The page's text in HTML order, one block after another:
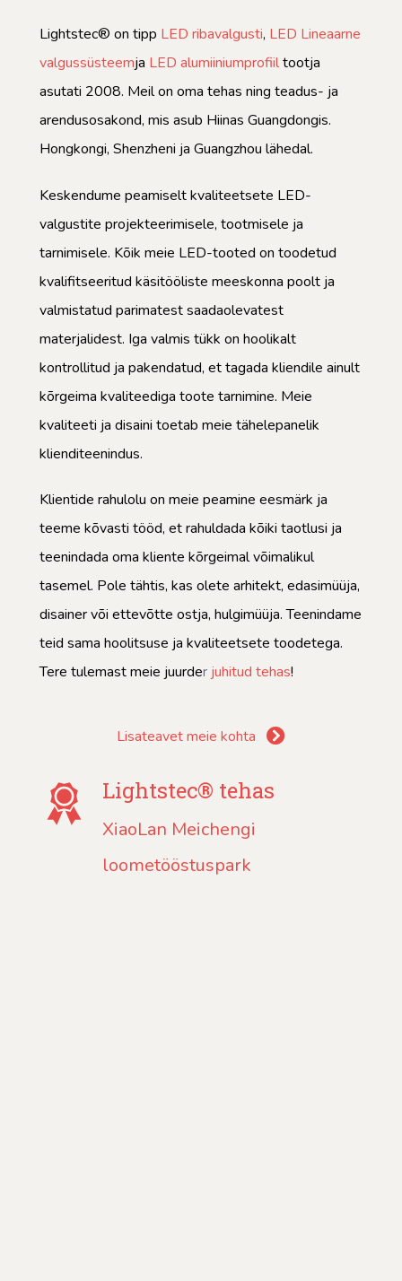
Lightstec® on tipp LED ribavalgusti, LED Lineaarne
valgussüsteemja LED alumiiniumprofiiltootja
asutati 2008. Meil ​​on oma tehas ning teadus- ja
arendusosakond, mis asub Hiinas Guangdongis.
Hongkongi, Shenzheni ja Guangzhou lähedal.
Keskendume peamiselt kvaliteetsete LED-
valgustite projekteerimisele, tootmisele ja
tarnimisele. Kõik meie LED-tooted on toodetud
kvalifitseeritud käsitööliste meeskonna poolt ja
valmistatud parimatest saadaolevatest
materjalidest. Iga valmis tükk on hoolikalt
kontrollitud ja pakendatud, et tagada kliendile ainult
kõrgeima kvaliteediga toote tarnimine. Meie
kvaliteeti ja disaini toetab meie tähelepanelik
klienditeenindus.
Klientide rahulolu on meie peamine eesmärk ja
teeme kõvasti tööd, et rahuldada kõiki taotlusi ja
teenindada oma kliente kõrgeimal võimalikul
tasemel. Pole tähtis, kas olete arhitekt, edasimüüja,
disainer või ettevõtte ostja, hulgimüüja. Teenindame
teid sama hoolitsuse ja kvaliteetsete toodetega.
Tere tulemast meie juurder juhitud tehas!
Lisateavet meie kohta
Lightstec® tehas
XiaoLan Meichengi
loometööstuspark